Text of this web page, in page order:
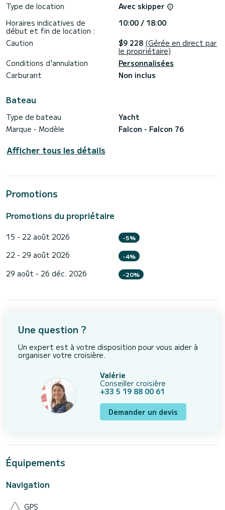
directement pas SamBoat. Vous obtiendrez les meilleurs prix
en passant par la plateforme.
Type de location
Avec skipper
Horaires indicatives de
début et fin de location :
10:00 / 18:00
Caution
$9 228 (Gérée en direct par
le propriétaire)
Conditions d'annulation
Personnalisées
Carburant
Non inclus
Bateau
Type de bateau
Yacht
Marque - Modèle
Falcon - Falcon 76
Afficher tous les détails
Promotions
Promotions du propriétaire
15 - 22 août 2026 -5%
22 - 29 août 2026 -4%
29 août - 26 déc. 2026 -20%
Une question ?
Un expert est à votre disposition pour vous aider à
organiser votre croisière.
Valérie
Conseiller croisière
+33 5 19 88 00 61
Demander un devis
Équipements
Navigation
GPS